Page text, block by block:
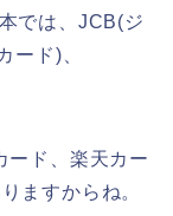
では、JCB(ジ
ード)、
ード、楽天カー
ますからね。